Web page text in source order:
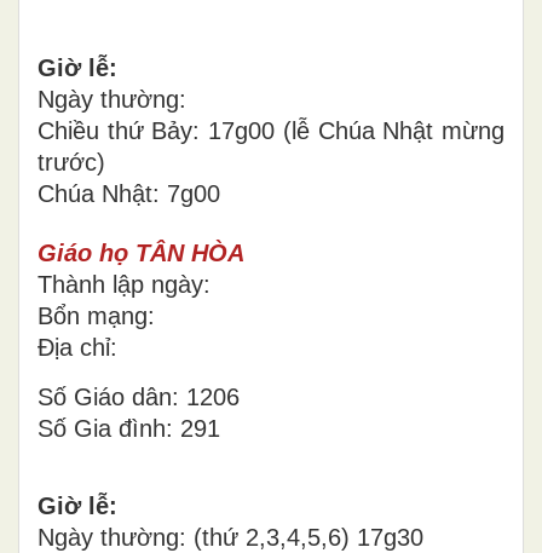
Giờ lễ:
Ngày thường:
Chiều thứ Bảy: 17g00 (lễ Chúa Nhật mừng
trước)
Chúa Nhật: 7g00
Giáo họ TÂN HÒA
Thành lập ngày:
Bổn mạng:
Địa chỉ:
Số Giáo dân: 1206
Số Gia đình: 291
Giờ lễ:
Ngày thường: (thứ 2,3,4,5,6) 17g30